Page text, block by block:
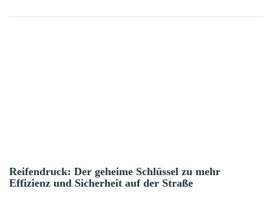
Reifendruck: Der geheime Schlüssel zu mehr
Effizienz und Sicherheit auf der Straße